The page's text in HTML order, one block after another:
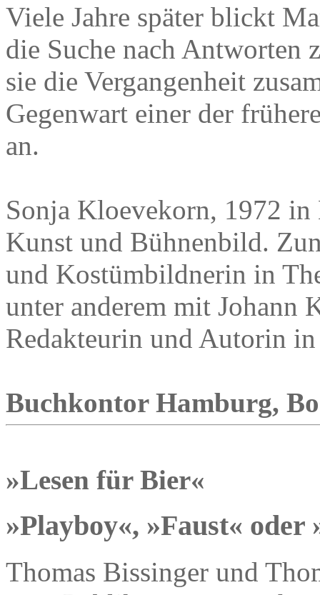
Viele Jahre später blickt
die Suche nach Antworten
sie die Vergangenheit
Gegenwart einer der
an.
Sonja Kloevekorn, 1972 in
Kunst und Bühnenbild.
und Kostümbildnerin in
unter anderem mit Johann
Redakteurin und Autorin
Buchkontor Hamburg,
»Lesen für Bier«
»Playboy«, »Faust« oder
Thomas Bissinger und